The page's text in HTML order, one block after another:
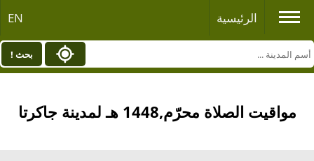
الرئيسية EN
بحث !
مواقيت الصلاة محرّم,1448 هـ لمدينة جاكرتا